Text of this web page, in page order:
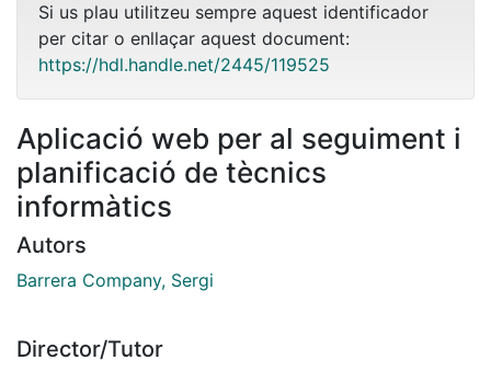
Si us plau utilitzeu sempre aquest identificador
per citar o enllaçar aquest document:
https://hdl.handle.net/2445/119525
Aplicació web per al seguiment i
planificació de tècnics
informàtics
Autors
Barrera Company, Sergi
Director/Tutor